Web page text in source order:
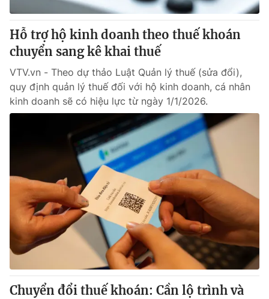
Chuyên mục khác
Emagazine Podcast
Photo Infographic
Video Shorts video
VTV Thể thao
VTV Sức khoẻ Bất động sản
Thị trường 24h Tấm lòng Việt
VTV4 Vươn mình bằng AI
VTV9 VTV8
Hỗ trợ hộ kinh doanh theo thuế khoán
chuyển sang kê khai thuế
VTV.vn - Theo dự thảo Luật Quản lý thuế (sửa đổi),
quy định quản lý thuế đối với hộ kinh doanh, cá nhân
kinh doanh sẽ có hiệu lực từ ngày 1/1/2026.
Chuyển đổi thuế khoán: Cần lộ trình và